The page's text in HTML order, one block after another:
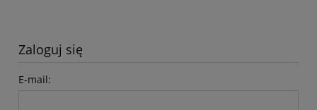
Zaloguj się
E-mail: